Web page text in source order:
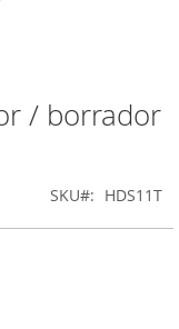
/ borrador
SKU HDS11T